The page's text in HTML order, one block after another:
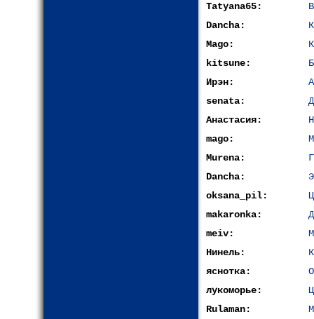
Tatyana65:
Dancha:
Mago:
kitsune:
Ирэн:
senata:
Анастасия:
mago:
Murena:
Dancha:
oksana_pil:
makaronka:
meiv:
Нинель:
яснотка:
лукоморье:
Rulaman: